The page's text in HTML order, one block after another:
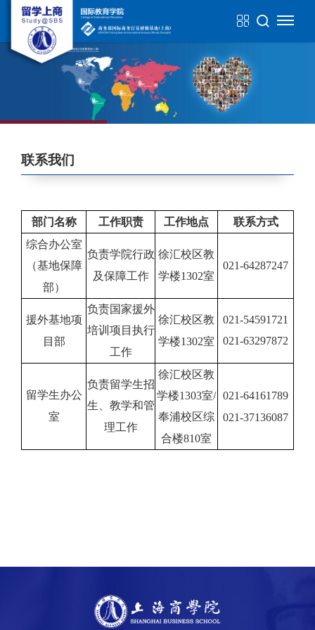
联系我们
部门名称 工作职责 工作地点
联系方式
综合办公室
（基地保障
部）
负责学院行政
及保障工作
徐汇校区教
学楼1302室
021-64287247
援外基地项
目部
负责国家援外
培训项目执行
工作
徐汇校区教
学楼1302室
021-54591721
021-63297872
留学生办公
室
负责留学生招
生、教学和管
理工作
徐汇校区教
学楼1303室/
奉浦校区综
合楼810室
021-64161789
021-37136087